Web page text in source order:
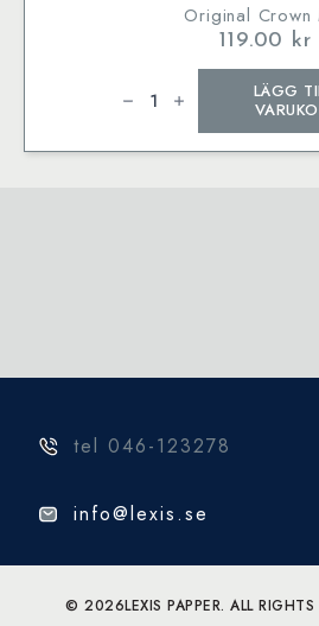
Original Crown
119.00 kr
50
laid
LÄGG
tel 046-123278
info@lexis.se
© 2026LEXIS PAPPER. ALL RIGHTS